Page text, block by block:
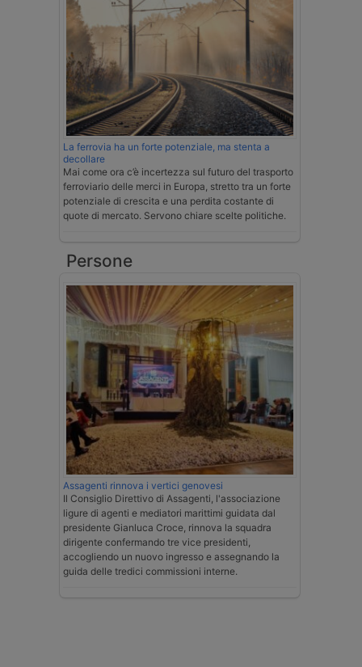
La ferrovia ha un forte potenziale, ma stenta a
decollare
Mai come ora c’è incertezza sul futuro del trasporto
ferroviario delle merci in Europa, stretto tra un forte
potenziale di crescita e una perdita costante di
quote di mercato. Servono chiare scelte politiche.
Persone
Assagenti rinnova i vertici genovesi
Il Consiglio Direttivo di Assagenti, l'associazione
ligure di agenti e mediatori marittimi guidata dal
presidente Gianluca Croce, rinnova la squadra
dirigente confermando tre vice presidenti,
accogliendo un nuovo ingresso e assegnando la
guida delle tredici commissioni interne.